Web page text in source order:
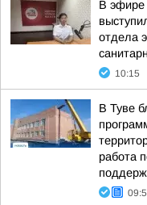
В эфире
отдела
10:15
В Туве
работа